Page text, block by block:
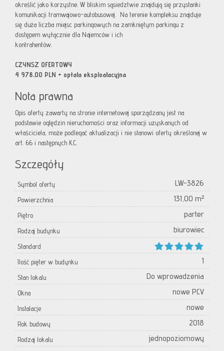
określić jako korzystne. W bliskim sąsiedztwie znajdują się przystanki
komunikacji tramwajowo-autobusowej. Na terenie kompleksu znajduje
się duża liczba miejsc parkingowych na zamkniętym parkingu z
dostępem wyłącznie dla Najemców i ich
kontrahentów.
CZYNSZ OFERTOWY
4 978,00 PLN + opłata eksploatacyjna
Nota prawna
Opis oferty zawarty na stronie internetowej sporządzany jest na
podstawie oględzin nieruchomości oraz informacji uzyskanych od
właściciela, może podlegać aktualizacji i nie stanowi oferty określonej w
art. 66 i następnych K.C.
Szczegóły
Symbol oferty LW-3826
Powierzchnia 131,00 m²
Piętro parter
Rodzaj budynku biurowiec
Standard
Ilość pięter w budynku
1
Stan lokalu Do wprowadzenia
Okna nowe PCV
Instalacje nowe
Rok budowy 2018
Rodzaj lokalu jednopoziomowy